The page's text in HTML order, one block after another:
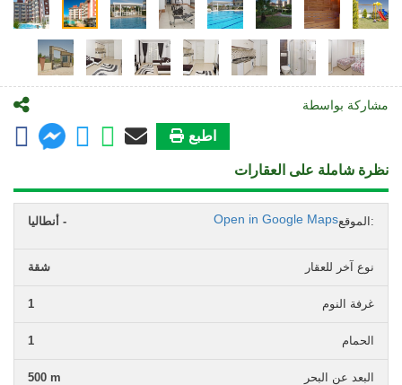
مشاركة بواسطة
اطبع
نظرة شاملة على العقارات
الموقع: أنطاليا - Open in Google Maps
نوع آخر للعقار شقة
غرفة النوم 1
الحمام 1
البعد عن البحر 500 m